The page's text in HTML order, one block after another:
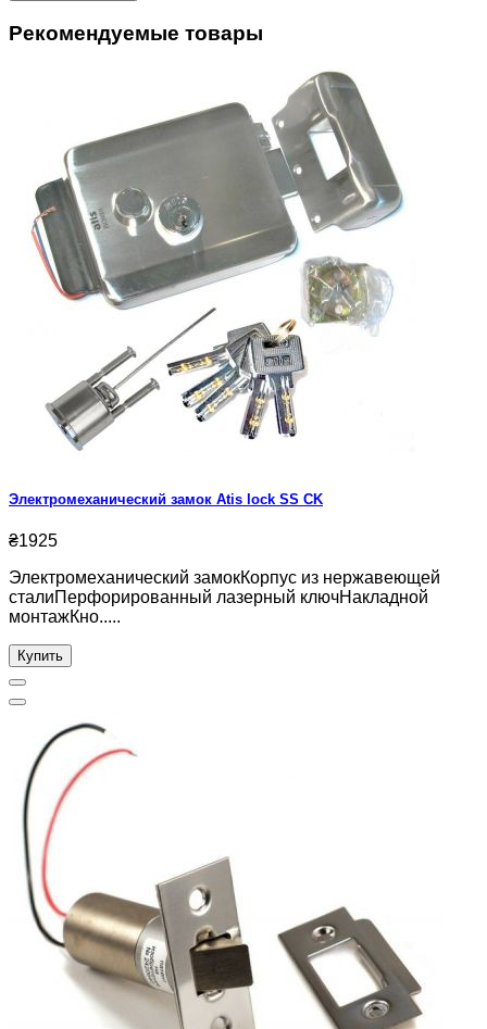
Рекомендуемые товары
Электромеханический замок Atis lock SS CK
₴1925
Электромеханический замокКорпус из нержавеющей
сталиПерфорированный лазерный ключНакладной
монтажКно.....
Купить